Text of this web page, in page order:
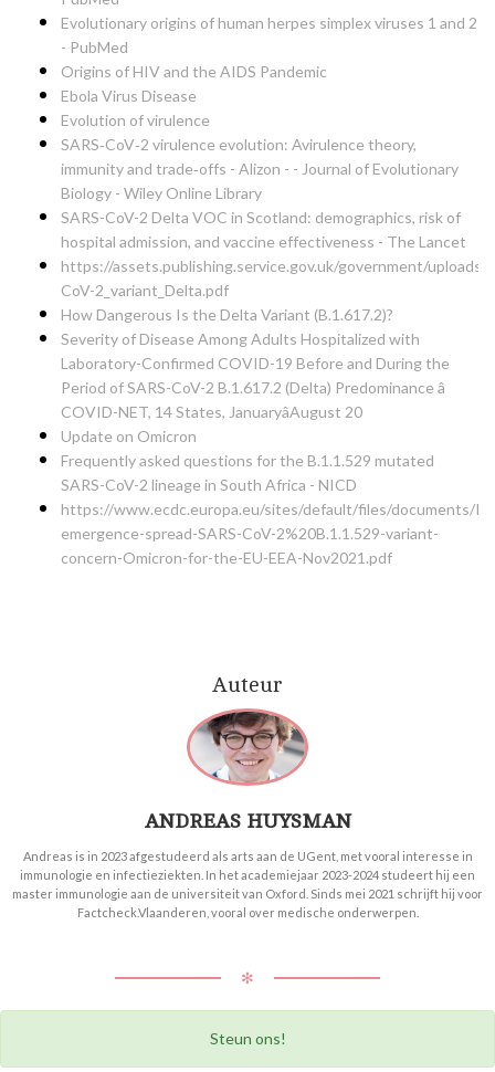
Evolutionary origins of human herpes simplex viruses 1 and 2
- PubMed
Origins of HIV and the AIDS Pandemic
Ebola Virus Disease
Evolution of virulence
SARS‐CoV‐2 virulence evolution: Avirulence theory,
immunity and trade‐offs - Alizon - - Journal of Evolutionary
Biology - Wiley Online Library
SARS-CoV-2 Delta VOC in Scotland: demographics, risk of
hospital admission, and vaccine effectiveness - The Lancet
https://assets.publishing.service.gov.uk/government/
CoV-2_variant_Delta.pdf
How Dangerous Is the Delta Variant (B.1.617.2)?
Severity of Disease Among Adults Hospitalized with
Laboratory-Confirmed COVID-19 Before and During the
Period of SARS-CoV-2 B.1.617.2 (Delta) Predominance â
COVID-NET, 14 States, JanuaryâAugust 20
Update on Omicron
Frequently asked questions for the B.1.1.529 mutated
SARS-CoV-2 lineage in South Africa - NICD
https://www.ecdc.europa.eu/sites/default/files/documents/
emergence-spread-SARS-CoV-2%20B.1.1.529-variant-
concern-Omicron-for-the-EU-EEA-Nov2021.pdf
Auteur
ANDREAS HUYSMAN
Andreas is in 2023 afgestudeerd als arts aan de UGent, met vooral interesse in
immunologie en infectieziekten. In het academiejaar 2023-2024 studeert hij een
master immunologie aan de universiteit van Oxford. Sinds mei 2021 schrijft hij voor
Factcheck.Vlaanderen, vooral over medische onderwerpen.
✻
Steun ons!